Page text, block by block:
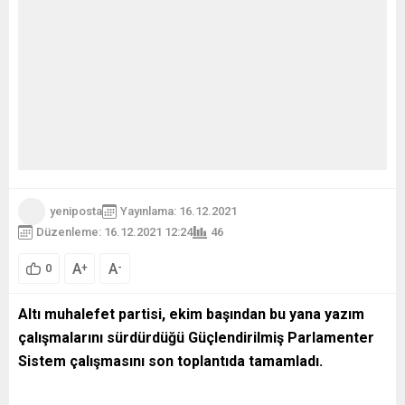
yeniposta
Yayınlama: 16.12.2021
Düzenleme: 16.12.2021 12:24
46
0 A+ A-
Altı muhalefet partisi, ekim başından bu yana yazım
çalışmalarını sürdürdüğü Güçlendirilmiş Parlamenter
Sistem çalışmasını son toplantıda tamamladı.